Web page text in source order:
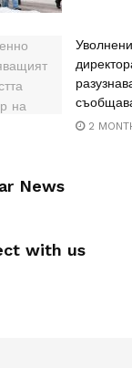
2
News
with us